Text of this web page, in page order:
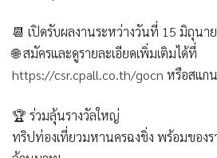
📆 เปิดรับผลงานระหว่างวันที่ 15 มิถุนา
🌐 สมัครและดูรายละเอียดเพิ่มเติมได้ที่
https://csr.cpall.co.th/gocn หรือสแก
🏆 ร่วมลุ้นรางวัลใหญ่
ทริปท่องเที่ยวมหานครฉงชิ่ง พร้อมของร